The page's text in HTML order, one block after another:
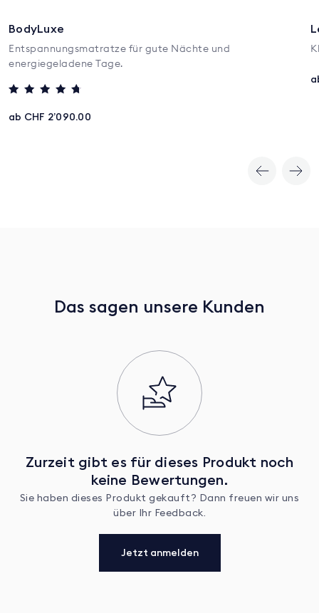
BodyLuxe
Entspannungsmatratze für gute Nächte und
energiegeladene Tage.
4.5
von 5
ab CHF 2’090.00
Das sagen unsere Kunden
Zurzeit gibt es für dieses Produkt noch
keine Bewertungen.
Sie haben dieses Produkt gekauft? Dann freuen wir uns
über Ihr Feedback.
Jetzt anmelden